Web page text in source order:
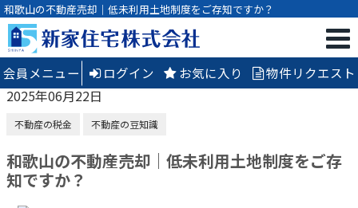
和歌山の不動産売却｜低未利用土地制度をご存知ですか？
会員メニュー ログイン お気に入り 物件リクエスト
2025年06月22日
不動産の税金 不動産の豆知識
和歌山の不動産売却｜低未利用土地制度をご存
知ですか？